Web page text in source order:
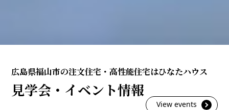
広島県福山市の注文住宅・高性能住宅はひなたハウス
見学会・イベント情報
View events